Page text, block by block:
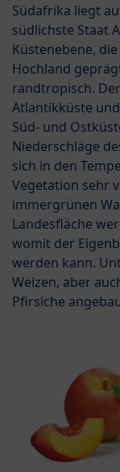
Südafrika liegt
südlichste Staat
Küstenebene,
Hochland
randtropisch.
Atlantikküste
Süd- und
Niederschläge
sich in den
Vegetation sehr
immergrünen
Landesfläche
womit der
werden kann.
Weizen, aber
Pfirsiche